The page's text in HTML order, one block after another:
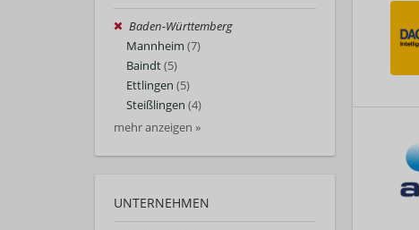
Baden-Württemberg
Mannheim (7)
Baindt(5)
Ettlingen (5)
Steißlingen (4)
mehr anzeigen »
UNTERNEHMEN